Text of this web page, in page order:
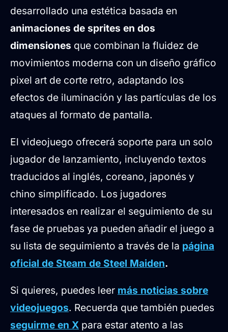
desarrollado una estética basada en
animaciones de sprites en dos
dimensiones que combinan la fluidez de
movimientos moderna con un diseño gráfico
pixel art de corte retro, adaptando los
efectos de iluminación y las partículas de los
ataques al formato de pantalla.
El videojuego ofrecerá soporte para un solo
jugador de lanzamiento, incluyendo textos
traducidos al inglés, coreano, japonés y
chino simplificado. Los jugadores
interesados en realizar el seguimiento de su
fase de pruebas ya pueden añadir el juego a
su lista de seguimiento a través de la página
oficial de Steam de Steel Maiden.
Si quieres, puedes leer más noticias sobre
videojuegos. Recuerda que también puedes
seguirme en X para estar atento a las